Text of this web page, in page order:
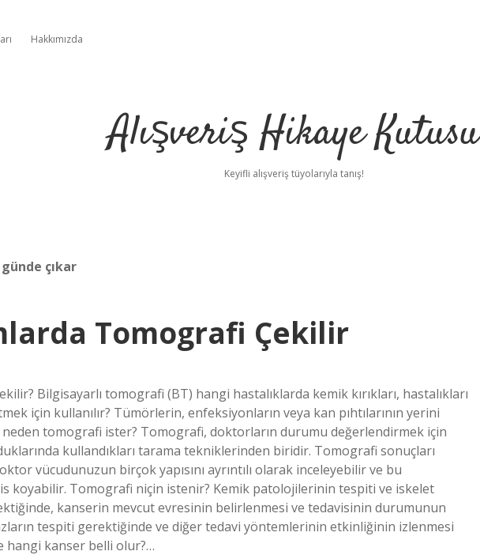
Hakkımızda
Alışveriş Hikaye Kutusu
Keyifli alışveriş tüyolarıyla tanış!
çıkar
Tomografi Çekilir
Bilgisayarlı tomografi (BT) hangi hastalıklarda kemik kırıkları, hastalıkları
için kullanılır? Tümörlerin, enfeksiyonların veya kan pıhtılarının yerini
tomografi ister? Tomografi, doktorların durumu değerlendirmek için
kullandıkları tarama tekniklerinden biridir. Tomografi sonuçları
vücudunuzun birçok yapısını ayrıntılı olarak inceleyebilir ve bu
koyabilir. Tomografi niçin istenir? Kemik patolojilerinin tespiti ve iskelet
kanserin mevcut evresinin belirlenmesi ve tedavisinin durumunun
tespiti gerektiğinde ve diğer tedavi yöntemlerinin etkinliğinin izlenmesi
hangi kanser belli olur?…